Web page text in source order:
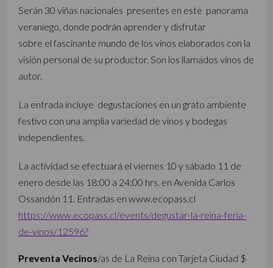
Serán 30 viñas nacionales presentes en este panorama
veraniego, donde podrán aprender y disfrutar
sobre el fascinante mundo de los vinos elaborados con la
visión personal de su productor. Son los llamados vinos de
autor.
La entrada incluye degustaciones en un grato ambiente
festivo con una amplia variedad de vinos y bodegas
independientes.
La actividad se efectuará el viernes 10 y sábado 11 de
enero desde las 18:00 a 24:00 hrs. en Avenida Carlos
Ossandón 11. Entradas en www.ecopass.cl
https://www.ecopass.cl/events/degustar-la-reina-feria-
de-vinos/12596?
Preventa Vecinos/as de La Reina con Tarjeta Ciudad $